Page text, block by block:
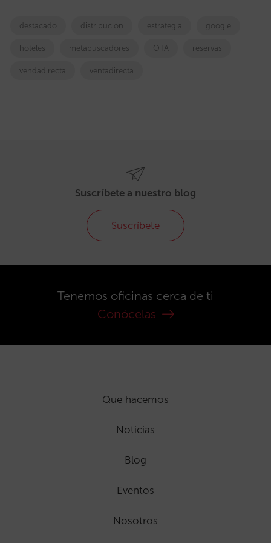
destacado distribucion estrategia google
hoteles metabuscadores OTA reservas
vendadirecta ventadirecta
Suscríbete a nuestro blog
Suscríbete
Tenemos oficinas cerca de ti
Conócelas
Que hacemos
Noticias
Blog
Eventos
Nosotros